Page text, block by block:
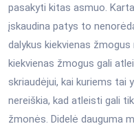
pasakyti kitas asmuo.
įskaudina patys to
dalykus kiekvienas
kiekvienas žmogus gali
skriaudėjui, kai kuriems tai
nereiškia, kad atleisti gali
žmonės. Didelė dauguma